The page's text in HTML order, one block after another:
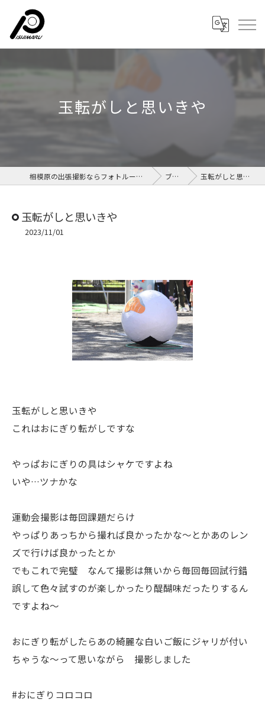
玉転がしと思いきや
相模原の出張撮影ならフォトルームイシマル ブログ 玉転がしと思いきや
玉転がしと思いきや
2023/11/01
玉転がしと思いきや
これはおにぎり転がしですな
やっぱおにぎりの具はシャケですよね
いや…ツナかな
運動会撮影は毎回課題だらけ
やっぱりあっちから撮れば良かったかな〜とかあのレン
ズで行けば良かったとか
でもこれで完璧 なんて撮影は無いから毎回毎回試行錯
誤して色々試すのが楽しかったり醍醐味だったりするん
ですよね〜
おにぎり転がしたらあの綺麗な白いご飯にジャリが付い
ちゃうな〜って思いながら 撮影しました
#おにぎりコロコロ